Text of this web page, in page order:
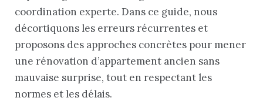
coordination experte. Dans ce guide, nous
décortiquons les erreurs récurrentes et
proposons des approches concrètes pour mener
une rénovation d’appartement ancien sans
mauvaise surprise, tout en respectant les
normes et les délais.